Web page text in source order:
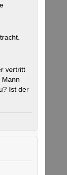
vertritt
Mann
Ist der